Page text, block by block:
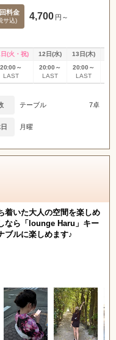
料金
サ込) 4,700 円～
(火・祝) 12日(水) 13日(木)
20:00～
LAST
20:00～
LAST
20:00～
LAST
テーブル 7卓
月曜
着いた大人の空間を楽しめ
なら「lounge Haru」キー
ブルに楽しめます♪